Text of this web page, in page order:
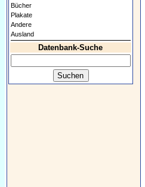
Bücher
Plakate
Andere
Ausland
Datenbank-Suche